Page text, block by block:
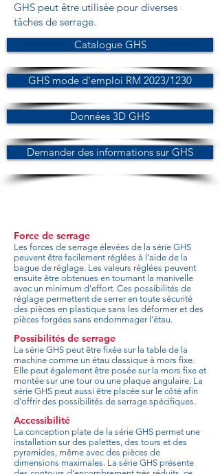
GHS peut être utilisée pour diverses
tâches de serrage.
Catalogue GHS
GHS mode d'emploi RM 2023/1230
Données 3D GHS
Demander des informations sur GHS
Force de serrage
Les forces de serrage élevées de la série GHS
peuvent être facilement réglées à l'aide de la
bague de réglage. Les valeurs réglées peuvent
ensuite être obtenues en tournant la manivelle
avec un minimum d'effort. Ces possibilités de
réglage permettent de serrer en toute sécurité
des pièces en plastique sans les déformer et des
pièces forgées sans endommager l'étau.
Possibilités de serrage
La série GHS peut être fixée sur la table de la
machine comme un étau classique à mors fixe.
Elle peut également être posée sur la mors fixe et
montée sur une tour ou une plaque angulaire. La
série GHS peut aussi être placée sur le côté afin
d'offrir des possibilités de serrage spécifiques.
Accessibilité
La conception plate de la série GHS permet une
installation sur des palettes, des tours et des
pyramides, même avec des pièces de
dimensions maximales. La série GHS présente